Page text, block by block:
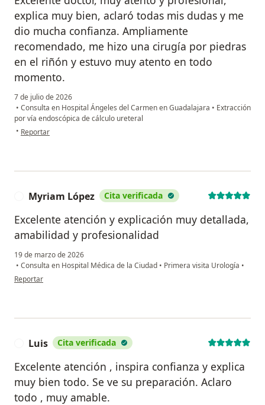
explica muy bien, aclaró todas mis dudas y me
dio mucha confianza. Ampliamente
recomendado, me hizo una cirugía por piedras
en el riñón y estuvo muy atento en todo
momento.
7 de julio de 2026
• Consulta en Hospital Ángeles del Carmen en Guadalajara • Extracción
por vía endoscópica de cálculo ureteral
• en opinión del usuario Miriam G
Reportar
Myriam López Cita verificada
Excelente atención y explicación muy detallada,
amabilidad y profesionalidad
19 de marzo de 2026
• Consulta en Hospital Médica de la Ciudad • Primera visita Urología •
en opinión del usuario Myriam López
Reportar
Luis Cita verificada
Excelente atención , inspira confianza y explica
muy bien todo. Se ve su preparación. Aclaro
todo , muy amable.